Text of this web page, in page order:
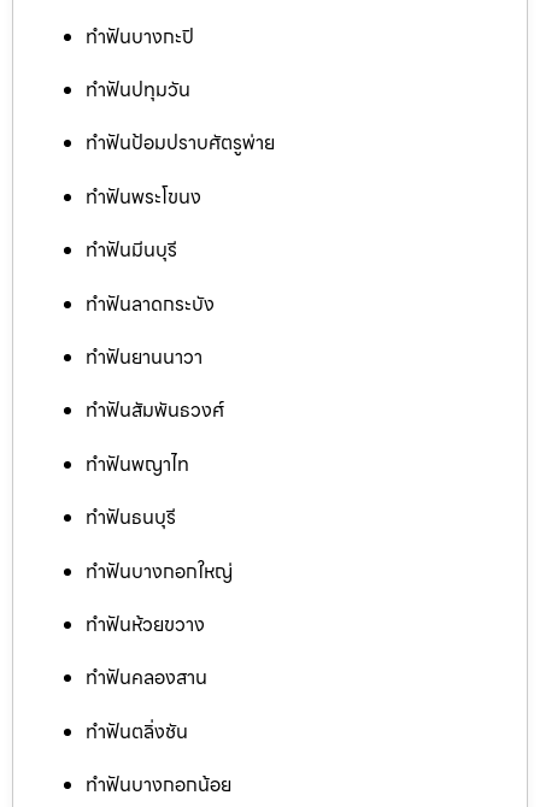
ทำฟันบางกะปิ
ทำฟันปทุมวัน
ทำฟันป้อมปราบศัตรูพ่าย
ทำฟันพระโขนง
ทำฟันมีนบุรี
ทำฟันลาดกระบัง
ทำฟันยานนาวา
ทำฟันสัมพันธวงศ์
ทำฟันพญาไท
ทำฟันธนบุรี
ทำฟันบางกอกใหญ่
ทำฟันห้วยขวาง
ทำฟันคลองสาน
ทำฟันตลิ่งชัน
ทำฟันบางกอกน้อย